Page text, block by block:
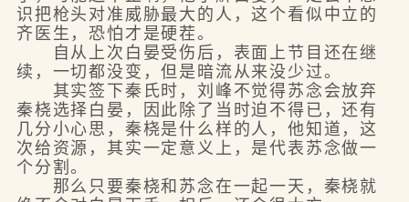
识把枪头对准威胁最大的人，这个看似中立的
齐医生，恐怕才是硬茬。
自从上次白晏受伤后，表面上节目还在继
续，一切都没变，但是暗流从来没少过。
其实签下秦氏时，刘峰不觉得苏念会放弃
秦桡选择白晏，因此除了当时迫不得已，还有
几分小心思，秦桡是什么样的人，他知道，这
次给资源，其实一定意义上，是代表苏念做一
个分割。
那么只要秦桡和苏念在一起一天，秦桡就